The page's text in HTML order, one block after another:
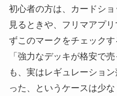
初心者の方は、カードシ
見るときや、フリマアプ
ずこのマークをチェックす
「強力なデッキが格安で
も、実はレギュレーショ
った、というケースは少